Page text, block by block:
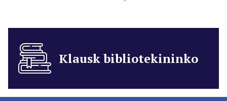
Klausk bibliotekininko